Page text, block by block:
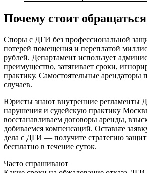
Почему стоит
Споры с ДГИ без профессиональной
потерей помещения и переплатой
рублей. Департамент использует
преимущество, затягивает сроки,
практику. Самостоятельные арендаторы
случаев.
Юристы знают внутренние регламенты
нарушения и судейскую практику
восстанавливаем договоры аренды,
добиваемся компенсаций. Оставьте
дела с ДГИ — получите стратегию
бесплатно в течение суток.
Часто спрашивают